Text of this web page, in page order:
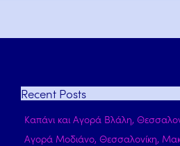
Recent Posts
Καπάνι και Αγορά Βλάλη,
Αγορά Μοδιάνο, Θεσσαλονίκη,